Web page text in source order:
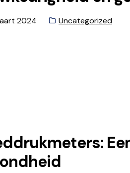
2024 Categorie:
Uncategorized